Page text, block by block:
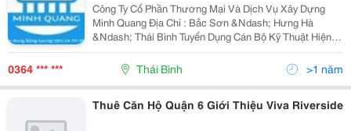
Công Ty Cổ Phần Thương Mại Và Dịch Vụ Xây Dựng
Minh Quang Địa Chỉ : Bắc Sơn &Ndash; Hưng Hà
&Ndash; Thái Bình Tuyển Dụng Cán Bộ Kỹ Thuật Hiện
Trường 1. Kỹ Thuật Hiện Trường Mảng Kết Cấu : 08 2.
Kỹ Thuật Hiện Trường Mảng Hoàn Thiện : 04 Làm Việc
0364 *** *** Thái Bình >1 năm
Thuê Căn Hộ Quận 6 Giới Thiệu Viva Riverside